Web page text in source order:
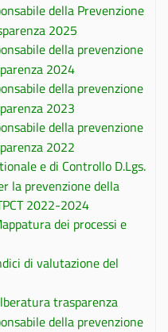
della Prevenzione
2025
della prevenzione
2024
della prevenzione
2023
della prevenzione
2022
e di Controllo D.Lgs.
la prevenzione della
2022-2024
dei processi e
di valutazione del
trasparenza
della prevenzione